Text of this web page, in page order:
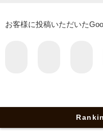
お客様に投稿いただいた